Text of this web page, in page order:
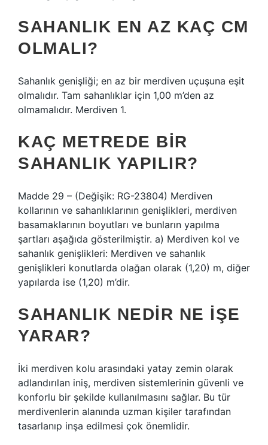
SAHANLIK EN AZ KAÇ CM
OLMALI?
Sahanlık genişliği; en az bir merdiven uçuşuna eşit
olmalıdır. Tam sahanlıklar için 1,00 m’den az
olmamalıdır. Merdiven 1.
KAÇ METREDE BIR
SAHANLIK YAPILIR?
Madde 29 – (Değişik: RG-23804) Merdiven
kollarının ve sahanlıklarının genişlikleri, merdiven
basamaklarının boyutları ve bunların yapılma
şartları aşağıda gösterilmiştir. a) Merdiven kol ve
sahanlık genişlikleri: Merdiven ve sahanlık
genişlikleri konutlarda olağan olarak (1,20) m, diğer
yapılarda ise (1,20) m’dir.
SAHANLIK NEDIR NE IŞE
YARAR?
İki merdiven kolu arasındaki yatay zemin olarak
adlandırılan iniş, merdiven sistemlerinin güvenli ve
konforlu bir şekilde kullanılmasını sağlar. Bu tür
merdivenlerin alanında uzman kişiler tarafından
tasarlanıp inşa edilmesi çok önemlidir.